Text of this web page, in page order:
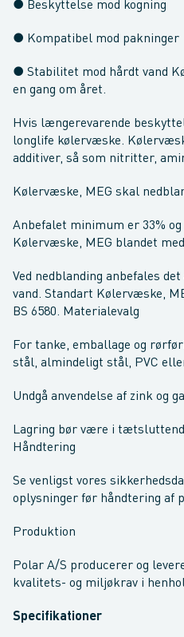
● Beskyttelse mod kogning
● Kompatibel mod pakninger
● Stabilitet mod hårdt vand
en gang om året.
Hvis længerevarende
longlife kølervæske.
additiver, så som nitritter,
Kølervæske, MEG skal
Anbefalet minimum er 33%
Kølervæske, MEG blandet
Ved nedblanding anbefales
vand. Standart Kølervæske,
BS 6580. Materialevalg
For tanke, emballage og
stål, almindeligt stål, PVC
Undgå anvendelse af zink og
Lagring bør være i
Håndtering
Se venligst vores
oplysninger før håndtering af
Produktion
Polar A/S producerer og
kvalitets- og miljøkrav i
Specifikationer